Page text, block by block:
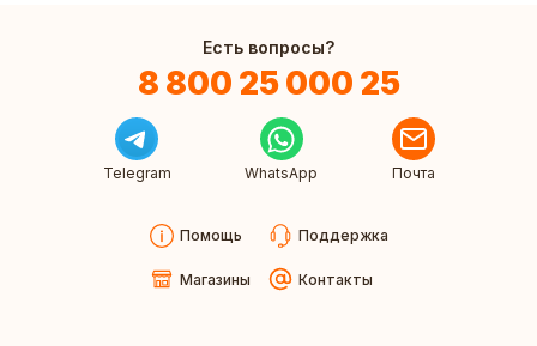
Есть вопросы?
8 800 25 000 25
Telegram WhatsApp Почта
Помощь Поддержка
Магазины Контакты